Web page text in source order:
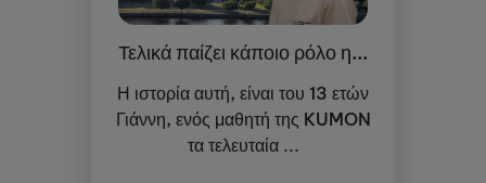
Τελικά παίζει κάποιο ρόλο η...
Η ιστορία αυτή, είναι του 13 ετών
Γιάννη, ενός μαθητή της KUMON
τα τελευταία ...